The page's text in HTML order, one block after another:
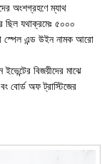
অংশগ্রহণে ম্যাথ
ছিল যথাক্রমেঃ ৫০০০
স্পেল এন্ড উইন নামক আরো
বিজয়ীদের মাঝে
বোর্ড অফ ট্রাস্টিজের